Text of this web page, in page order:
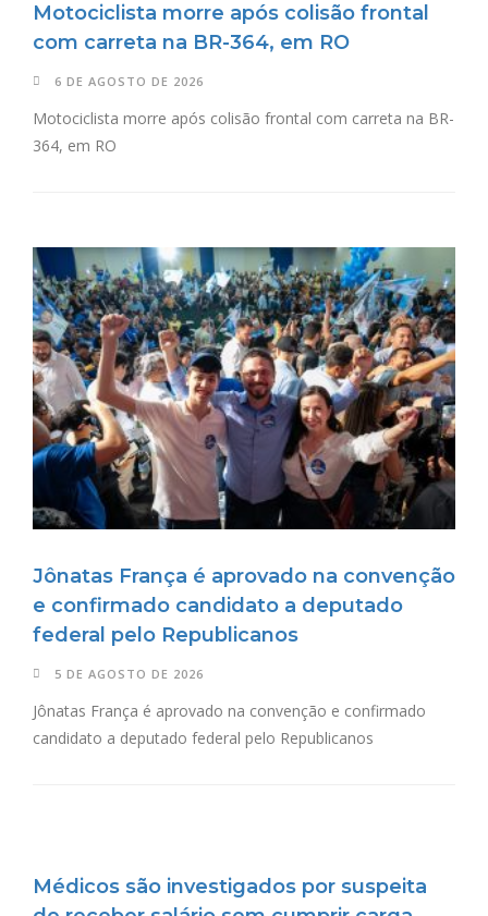
Motociclista morre após colisão frontal
com carreta na BR-364, em RO
6 DE AGOSTO DE 2026
Motociclista morre após colisão frontal com carreta na BR-
364, em RO
Jônatas França é aprovado na convenção
e confirmado candidato a deputado
federal pelo Republicanos
5 DE AGOSTO DE 2026
Jônatas França é aprovado na convenção e confirmado
candidato a deputado federal pelo Republicanos
Médicos são investigados por suspeita